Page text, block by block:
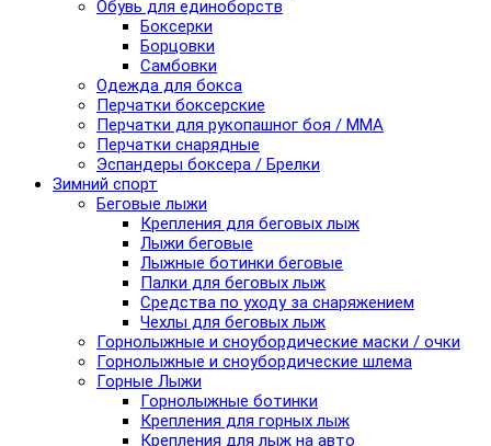
Обувь для единоборств
Боксерки
Борцовки
Самбовки
Одежда для бокса
Перчатки боксерские
Перчатки для рукопашног боя / ММА
Перчатки снарядные
Эспандеры боксера / Брелки
Зимний спорт
Беговые лыжи
Крепления для беговых лыж
Лыжи беговые
Лыжные ботинки беговые
Палки для беговых лыж
Средства по уходу за снаряжением
Чехлы для беговых лыж
Горнолыжные и сноубордические маски / очки
Горнолыжные и сноубордические шлема
Горные Лыжи
Горнолыжные ботинки
Крепления для горных лыж
Крепления для лыж на авто